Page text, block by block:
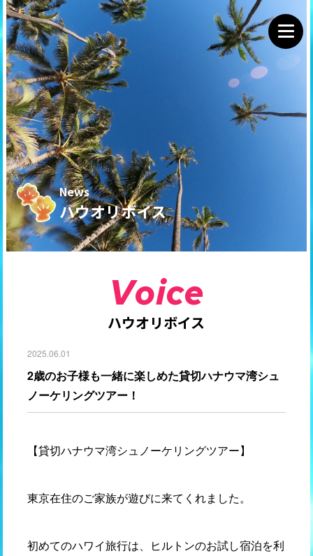
News
ハウオリボイス
Voice
ハウオリボイス
2025.06.01
2歳のお子様も一緒に楽しめた貸切ハナウマ湾シュ
ノーケリングツアー！
【貸切ハナウマ湾シュノーケリングツアー】
東京在住のご家族が遊びに来てくれました。
初めてのハワイ旅行は、ヒルトンのお試し宿泊を利